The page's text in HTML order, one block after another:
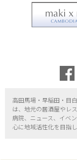
高田馬場・早稲田・目
は、地元の居酒屋やレ
病院、ニュース、イベ
心に地域活性化を目指し